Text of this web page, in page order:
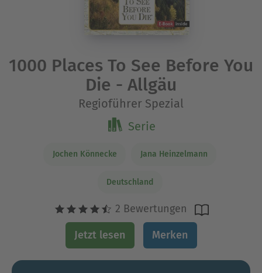
1000 Places To See Before You
Die - Allgäu
Regioführer Spezial
Serie
Jochen Könnecke Jana Heinzelmann
Deutschland
2 Bewertungen
Jetzt lesen Merken